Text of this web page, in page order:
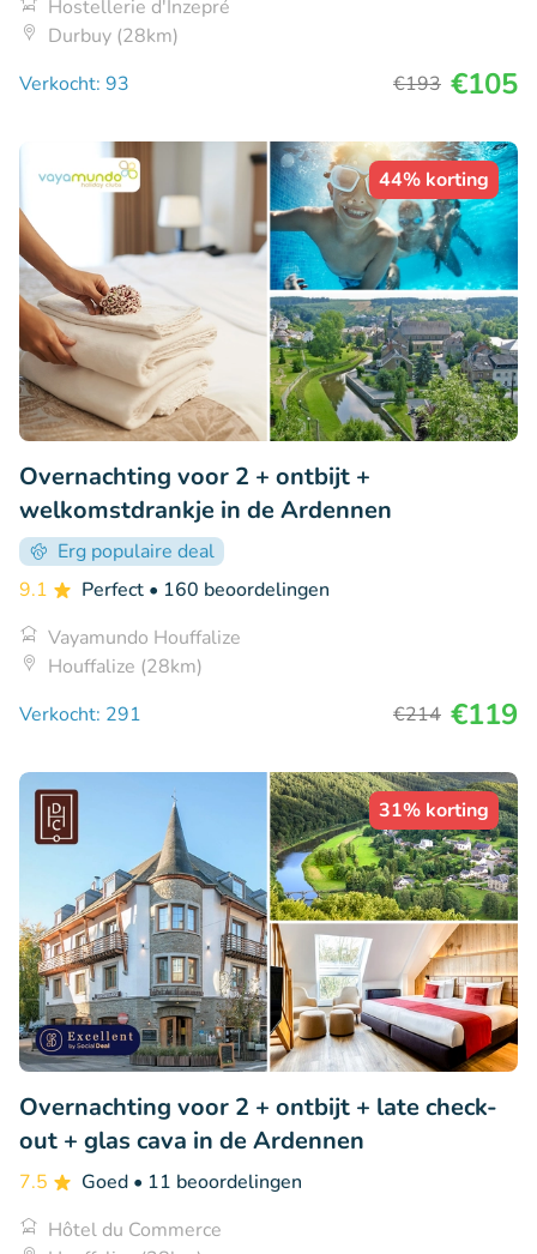
Hostellerie d'Inzepré
Durbuy (28km)
Verkocht: 93
€193 €105
44% korting
Overnachting voor 2 + ontbijt +
welkomstdrankje in de Ardennen
Erg populaire deal
9.1
Perfect • 160 beoordelingen
Vayamundo Houffalize
Houffalize (28km)
Verkocht: 291
€214 €119
31% korting
Overnachting voor 2 + ontbijt + late check-
out + glas cava in de Ardennen
7.5 Goed • 11 beoordelingen
Hôtel du Commerce